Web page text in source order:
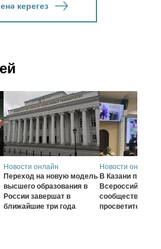
керегез
Новости онлайн
Переход на новую модель
высшего образования в
России завершат в
ближайшие три года
Новости онлайн
В Казани
Всероссийского
сообщества
просветителей